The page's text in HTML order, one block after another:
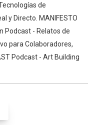
de
y Directo. MANIFESTO
Podcast - Relatos de
para Colaboradores,
Podcast - Art Building